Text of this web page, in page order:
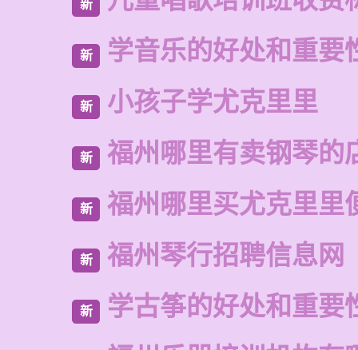
新
新 学音乐的好处和重要
新 小孩子学尤克里里
新 福州哪里有卖钢琴的
新 福州哪里买尤克里里
新 福州琴行招聘信息网
新 学古筝的好处和重要